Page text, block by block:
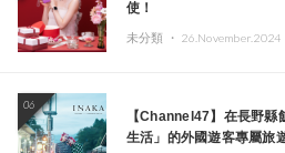
使！
未分類 ・ 26.November.2024
06
【Channel47】在長野
生活」的外國遊客專屬旅